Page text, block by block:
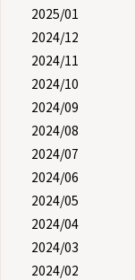
2025/01
2024/12
2024/11
2024/10
2024/09
2024/08
2024/07
2024/06
2024/05
2024/04
2024/03
2024/02